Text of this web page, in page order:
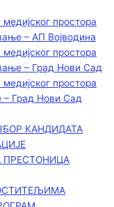
простора
– АП Војводинa
простора
– Град Нови Сад
простора
– Град Нови Сад
КАНДИДАТА
ПРЕСТОНИЦА